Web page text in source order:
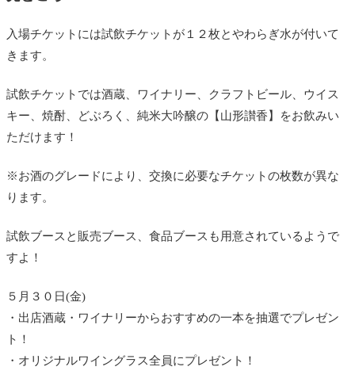
入場チケットには試飲チケットが１２枚とやわらぎ水が付いて
きます。
試飲チケットでは酒蔵、ワイナリー、クラフトビール、ウイス
キー、焼酎、どぶろく、純米大吟醸の【山形讃香】をお飲みい
ただけます！
※お酒のグレードにより、交換に必要なチケットの枚数が異な
ります。
試飲ブースと販売ブース、食品ブースも用意されているようで
すよ！
５月３０日(金)
・出店酒蔵・ワイナリーからおすすめの一本を抽選でプレゼン
ト！
・オリジナルワイングラス全員にプレゼント！